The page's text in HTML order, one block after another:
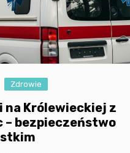
Zdrowie
na Królewieckiej z
– bezpieczeństwo